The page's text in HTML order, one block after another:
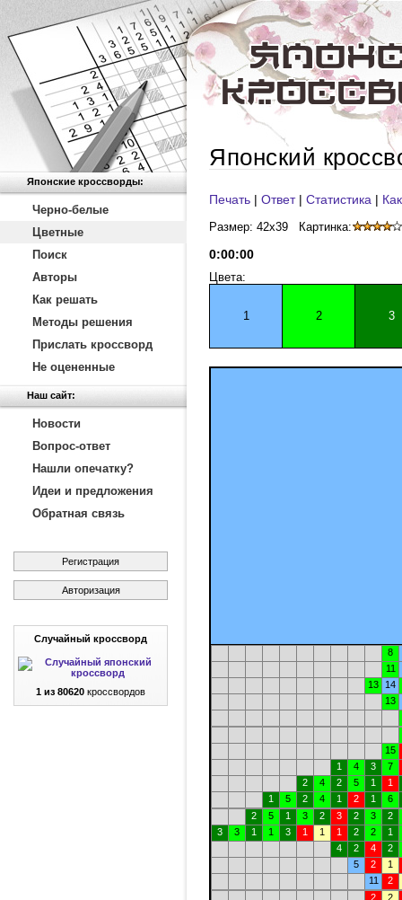
Японские кроссворды:
Черно-белые
Цветные
Поиск
Авторы
Как решать
Методы решения
Прислать кроссворд
Не оцененные
Наш сайт:
Новости
Вопрос-ответ
Нашли опечатку?
Идеи и предложения
Обратная связь
Регистрация
Авторизация
Случайный кроссворд
1 из 80620 кроссвордов
Японский
Печать | Ответ| Статистика |
Размер: 42x39 Картинка:
0:00:00
Цвета:
1 2 3
8
11
13
14
13
15
1
4 3
7
2
4 2 5 1
1
1
5 2 4 1 2 1
6
2
5 1 3 2 3 2 3
2
3
3 1 1 3 1 1 1 2 2
1
4
2 4
2
5
2
1
11
2
2
2